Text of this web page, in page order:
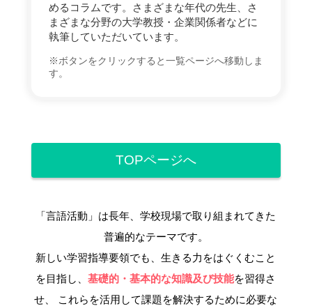
めるコラムです。さまざまな年代の先生、さ
まざまな分野の大学教授・企業関係者などに
執筆していただいています。
※ボタンをクリックすると一覧ページへ移動しま
す。
TOPページへ
「言語活動」は長年、学校現場で取り組まれてきた
普遍的なテーマです。
新しい学習指導要領でも、生きる力をはぐくむこと
を目指し、基礎的・基本的な知識及び技能を習得さ
せ、
これらを活用して課題を解決するために必要な